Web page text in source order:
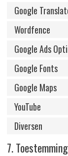
Google
Wordfence
Google Ads
Google Fonts
Google Maps
YouTube
Diversen
7. Toestemming